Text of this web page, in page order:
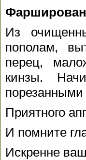
Из
пополам,
перец,
кинзы.
Приятного
И помните
Искренне